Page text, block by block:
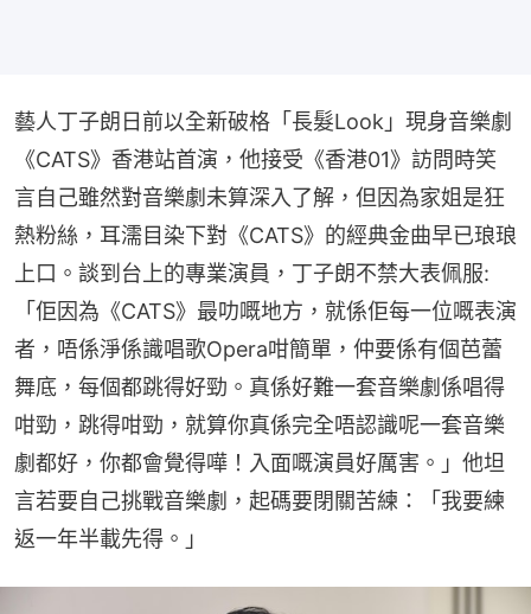
藝人丁子朗日前以全新破格「長髮Look」現身音樂劇
《CATS》香港站首演，他接受《香港01》訪問時笑
言自己雖然對音樂劇未算深入了解，但因為家姐是狂
熱粉絲，耳濡目染下對《CATS》的經典金曲早已琅琅
上口。談到台上的專業演員，丁子朗不禁大表佩服:
「佢因為《CATS》最叻嘅地方，就係佢每一位嘅表演
者，唔係淨係識唱歌Opera咁簡單，仲要係有個芭蕾
舞底，每個都跳得好勁。真係好難一套音樂劇係唱得
咁勁，跳得咁勁，就算你真係完全唔認識呢一套音樂
劇都好，你都會覺得嘩！入面嘅演員好厲害。」他坦
言若要自己挑戰音樂劇，起碼要閉關苦練：「我要練
返一年半載先得。」